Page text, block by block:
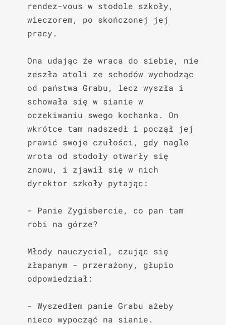
rendez-vous w stodole szkoły,
wieczorem, po skończonej jej
pracy.
Ona udając że wraca do siebie, nie
zeszła atoli ze schodów wychodząc
od państwa Grabu, lecz wyszła i
schowała się w sianie w
oczekiwaniu swego kochanka. On
wkrótce tam nadszedł i począł jej
prawić swoje czułości, gdy nagle
wrota od stodoły otwarły się
znowu, i zjawił się w nich
dyrektor szkoły pytając:
- Panie Zygisbercie, co pan tam
robi na górze?
Młody nauczyciel, czując się
złapanym - przerażony, głupio
odpowiedział:
- Wyszedłem panie Grabu ażeby
nieco wypocząć na sianie.